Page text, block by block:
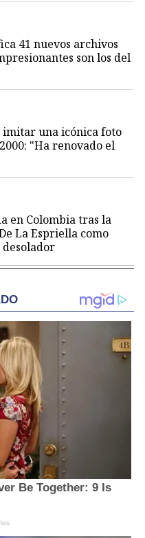
41 nuevos archivos
son los del
una icónica foto
"Ha renovado el
en Colombia tras la
La Espriella como